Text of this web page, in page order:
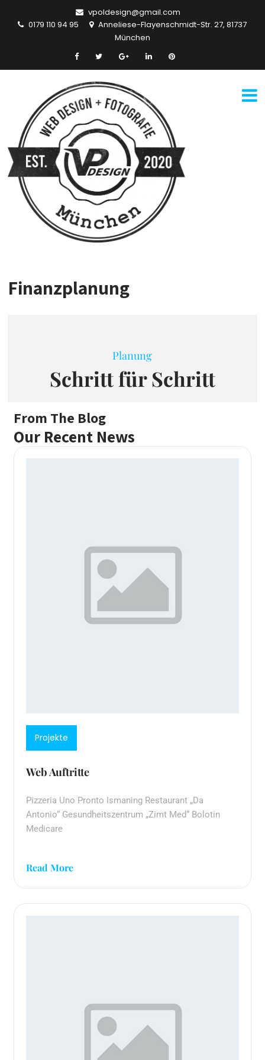
vpoldesign@gmail.com
0179 110 94 95
Anneliese-Flayenschmidt-Str. 27, 81737
München
Finanzplanung
Planung
Schritt für Schritt
From The Blog
Our Recent News
Projekte
Web Auftritte
Pizzeria Uno Pronto Ismaning Restaurant „Da
Antonio“ Gesundheitszentrum „Zimt Med“ Bolotin
Medicare
Read More